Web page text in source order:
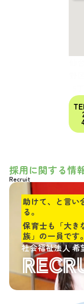
採用に関する情
Recruit
助けて、と言い
る。
保育士も「大き
族」の一員です。
社会福祉法人 希